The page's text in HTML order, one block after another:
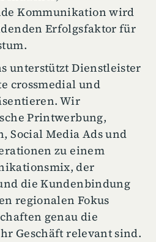
Kommunikation wird
Erfolgsfaktor für
unterstützt Dienstleister
crossmedial und
Wir
Printwerbung,
Social Media Ads und
zu einem
der
die Kundenbindung
regionalen Fokus
genau die
Geschäft relevant sind.